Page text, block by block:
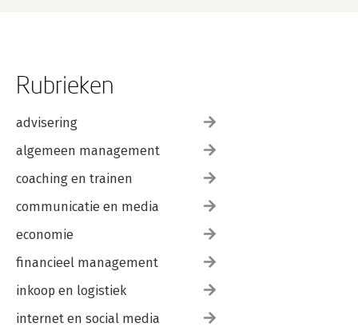
Rubrieken
advisering
algemeen management
coaching en trainen
communicatie en media
economie
financieel management
inkoop en logistiek
internet en social media